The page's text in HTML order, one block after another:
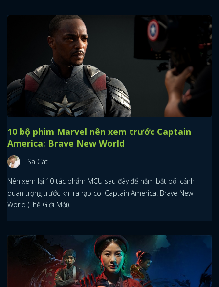
10 bộ phim Marvel nên xem trước Captain
America: Brave New World
Sa Cát
Nên xem lại 10 tác phẩm MCU sau đây để nắm bắt bối cảnh
quan trọng trước khi ra rạp coi Captain America: Brave New
World (Thế Giới Mới).